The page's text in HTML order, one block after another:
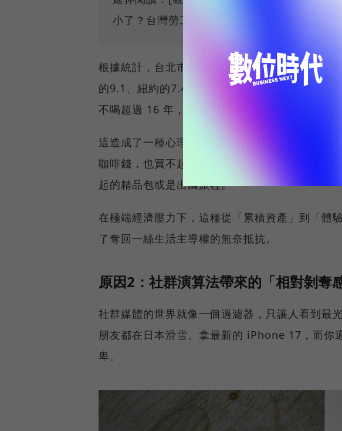
小了？台灣勞工為誰窮忙？][1]
根據統計，台北市的房價所得比，已經從 20 年
的9.1、紐約的7.4還要高。也就是說，在現行的
不喝超過 16 年，才能在台北買到一個容身之處。
這造成了一種心理上的「斷裂」。當目標從「努
咖啡錢，也買不起一間廁所」時，年輕人開始將
起的精品包或是出國旅程。
在極端經濟壓力下，這種從「累積資產」到「體
了奪回一絲生活主導權的無奈抵抗。
原因2：社群演算法帶來的「相對剝奪
社群媒體的世界就像一個過濾器，只讓人看到
朋友都在日本滑雪、拿最新的 iPhone 17，而你
卑。